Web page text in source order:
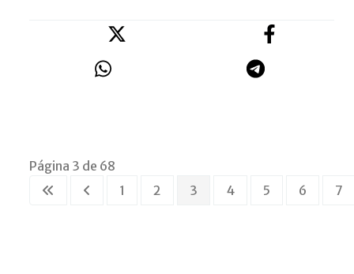
Página 3 de 68
1
2 3 4 5 6 7